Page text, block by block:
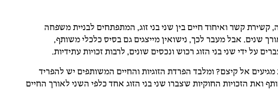
קשירת קשר ואיחוד חיים בין שני בני זוג, המתפתחים לבניית משפחה
שנים. אבל מעבר לכך, נישואין מייצגים גם בסיס כלכלי משותף,
על ידי שני בני הזוג רכוש ונכסים שונים, לרבות זכויות עתידיות.
מגיעים אל קיצם? ומלבד הפרדת הזוגיות והחיים המשותפים יש להפריד
ואת הזכויות החוקיות שצברו שני בני הזוג אחד כלפי השני לאורך החיים